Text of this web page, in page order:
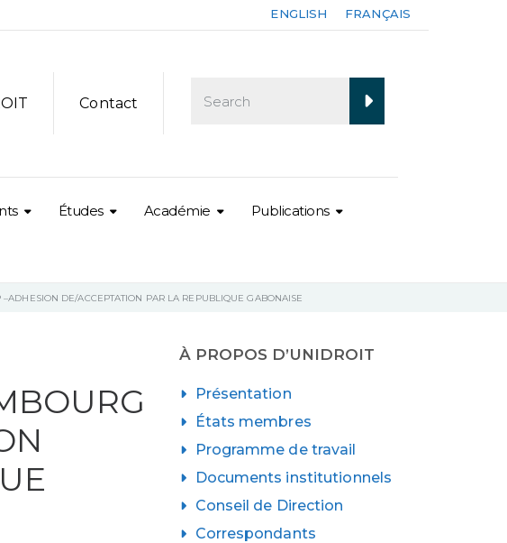
ENGLISH FRANÇAIS
Contact
Études Académie Publications
DE/ACCEPTATION PAR LA REPUBLIQUE GABONAISE
À PROPOS D’UNIDROIT
Présentation
États membres
Programme de travail
Documents institutionnels
Conseil de Direction
Correspondants